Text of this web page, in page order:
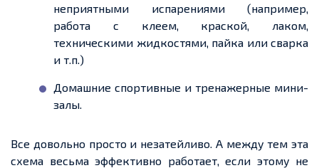
неприятными испарениями (например,
работа с клеем, краской, лаком,
техническими жидкостями, пайка или сварка
и т.п.)
Домашние спортивные и тренажерные мини-
залы.
Все довольно просто и незатейливо. А между тем эта
схема весьма эффективно работает, если этому не